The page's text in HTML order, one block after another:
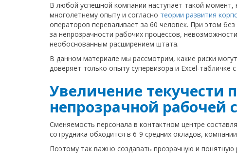
В любой успешной компании наступает такой
многолетнему опыту и согласно теории развития
операторов переваливает за 60 человек. При этом
за непрозрачности рабочих процессов,
необоснованным расширением штата.
В данном материале мы рассмотрим, какие риски
доверяет только опыту супервизора и Excel-табличке
Увеличение текучести
непрозрачной рабочей
Сменяемость персонала в контактном центре
сотрудника обходится в 6-9 средних окладов,
Поэтому так важно создавать прозрачную и